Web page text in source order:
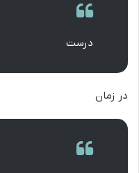
درست
در زمان